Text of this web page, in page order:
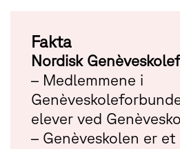
Fakta
Nordisk
– Medlemmene i
elever ved
– Genèveskolen er et